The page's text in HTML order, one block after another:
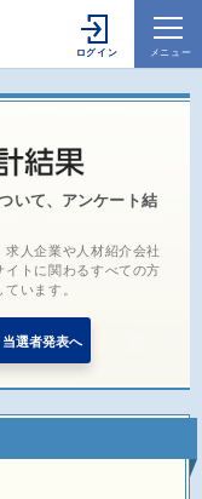
いて、アンケート結
人企業や人材紹介会社
イトに関わるすべての方
います。
選者発表へ